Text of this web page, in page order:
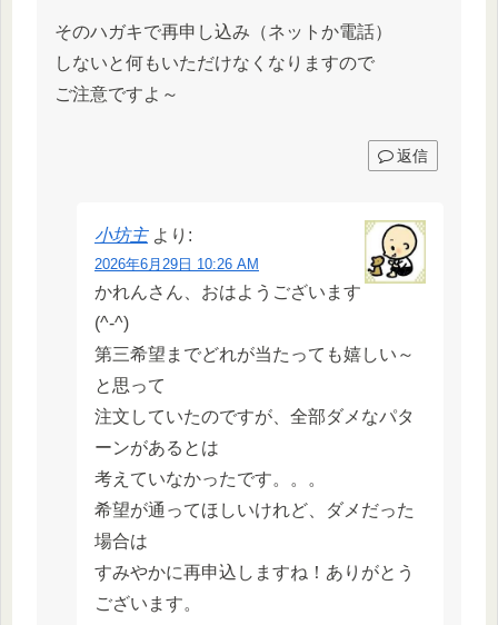
そのハガキで再申し込み（ネットか電話）
しないと何もいただけなくなりますので
ご注意ですよ～
返信
小坊主 より:
2026年6月29日 10:26 AM
かれんさん、おはようございます
(^-^)
第三希望までどれが当たっても嬉しい～
と思って
注文していたのですが、全部ダメなパタ
ーンがあるとは
考えていなかったです。。。
希望が通ってほしいけれど、ダメだった
場合は
すみやかに再申込しますね！ありがとう
ございます。